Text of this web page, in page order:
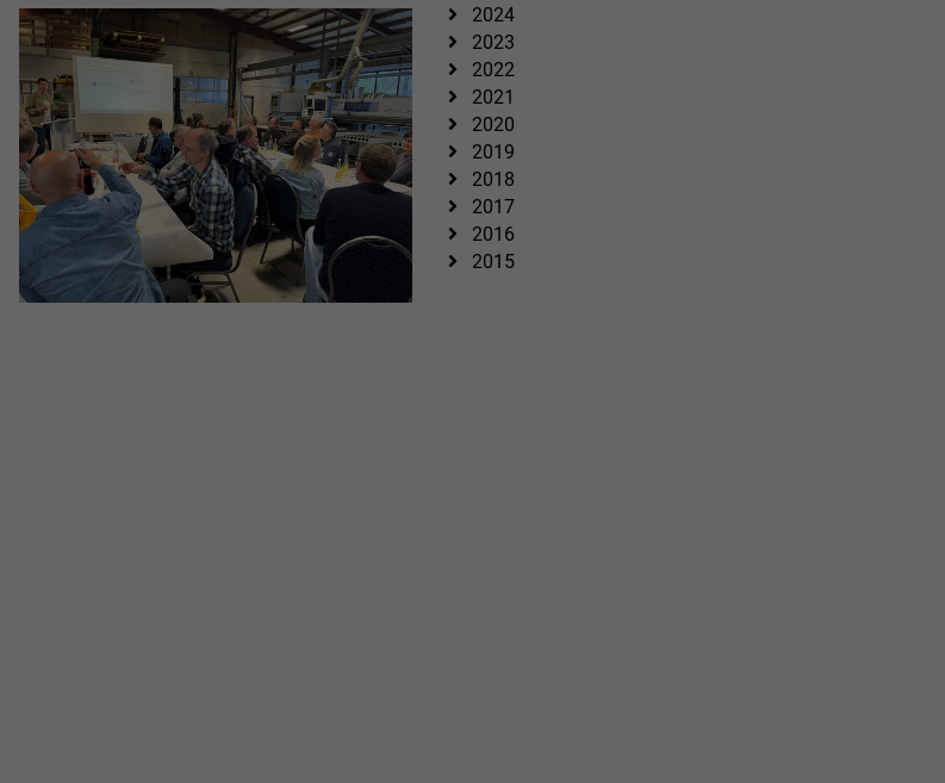
2024
2023
2022
2021
2020
2019
2018
2017
2016
2015